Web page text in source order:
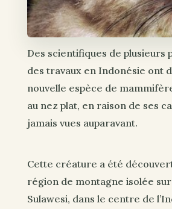
Des scientifiques de plusieurs
des travaux en Indonésie ont
nouvelle espèce de
au nez plat, en raison de ses
jamais vues auparavant.
Cette créature a été
région de montagne isolée sur
Sulawesi, dans le centre de